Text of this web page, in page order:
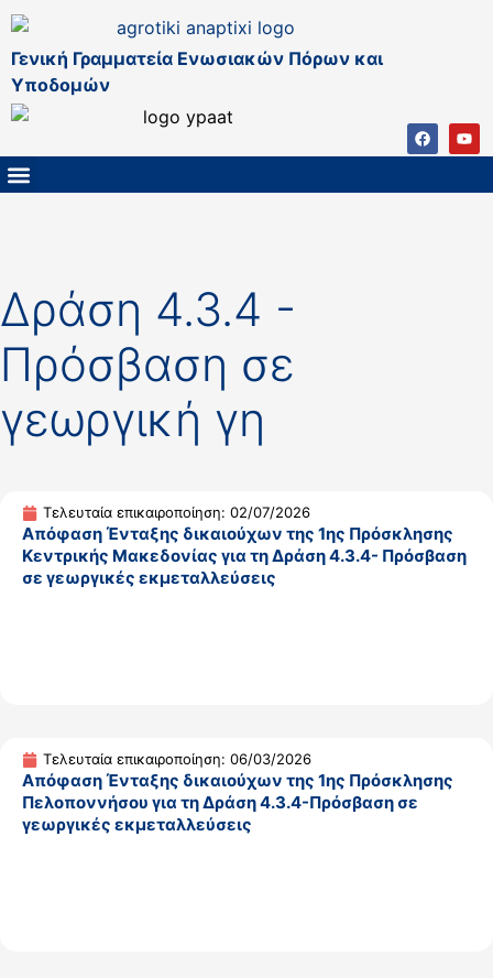
Γενική Γραμματεία Ενωσιακών Πόρων και
Υποδομών
Δράση 4.3.4 -
Πρόσβαση σε
γεωργική γη
Τελευταία επικαιροποίηση: 02/07/2026
Απόφαση Ένταξης δικαιούχων της 1ης Πρόσκλησης
Κεντρικής Μακεδονίας για τη Δράση 4.3.4- Πρόσβαση
σε γεωργικές εκμεταλλεύσεις
Τελευταία επικαιροποίηση: 06/03/2026
Απόφαση Ένταξης δικαιούχων της 1ης Πρόσκλησης
Πελοποννήσου για τη Δράση 4.3.4-Πρόσβαση σε
γεωργικές εκμεταλλεύσεις